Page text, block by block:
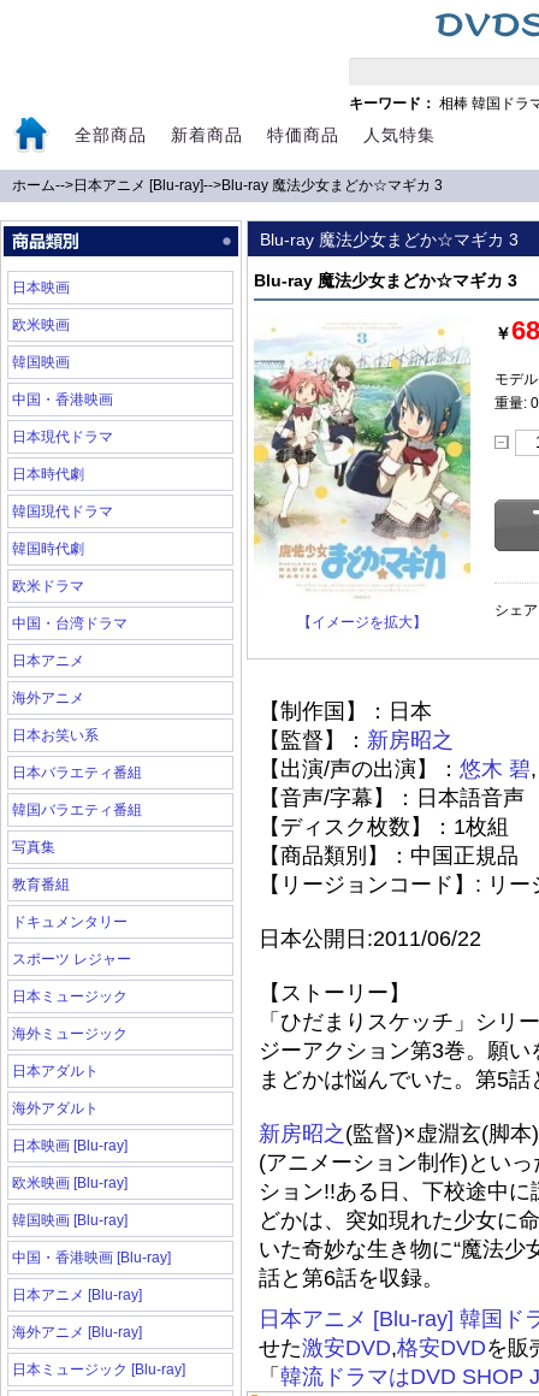
キーワード： 相棒 韓国ドラ
全部商品 新着商品 特価商品 人気特集
ホーム-->日本アニメ [Blu-ray]-->Blu-ray 魔法少女まどか☆マギカ 3
日本映画
欧米映画
韓国映画
中国・香港映画
日本現代ドラマ
日本時代劇
韓国現代ドラマ
韓国時代劇
欧米ドラマ
中国・台湾ドラマ
日本アニメ
海外アニメ
日本お笑い系
日本バラエティ番組
韓国バラエティ番組
写真集
教育番組
ドキュメンタリー
スポーツ レジャー
日本ミュージック
海外ミュージック
日本アダルト
海外アダルト
日本映画 [Blu-ray]
欧米映画 [Blu-ray]
韓国映画 [Blu-ray]
中国・香港映画 [Blu-ray]
日本アニメ [Blu-ray]
海外アニメ [Blu-ray]
日本ミュージック [Blu-ray]
Blu-ray 魔法少女まどか☆マギカ 3
Blu-ray 魔法少女まどか☆マギカ 3
【イメージを拡大】
￥
モデ
重量:
シェ
【制作国】：日本
【監督】： 新房昭之
【出演/声の出演】： 悠木 碧
【音声/字幕】：日本語音声
【ディスク枚数】：1枚組
【商品類別】：中国正規品
【リージョンコード】: リ
日本公開日:2011/06/22
【ストーリー】
「ひだまりスケッチ」シリ
ジーアクション第3巻。願
まどかは悩んでいた。第5
新房昭之 (監督)×虚淵玄(脚
(アニメーション制作)とい
ション!!ある日、下校途中
どかは、突如現れた少女に
いた奇妙な生き物に“魔法
話と第6話を収録。
日本アニメ [Blu-ray] 韓国ド
せた激安DVD,格安DVDを販
「 韓流ドラマはDVD SHOP